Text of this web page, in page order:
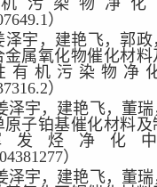
污染物净化
）
泽宇，建艳飞，郭
属氧化物催化材料
有机污染物净
）
泽宇，建艳飞，董
原子铂基催化材料及
发烃净化
）
泽宇，建艳飞，董